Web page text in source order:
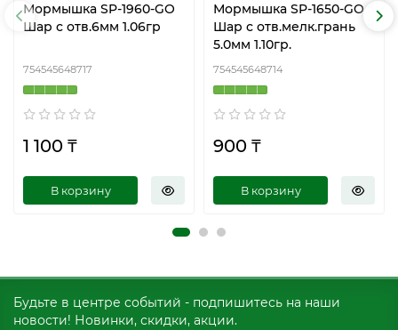
Мормышка SP-1960-GO
Шар с отв.6мм 1.06гр
754545648717
1 100 ₸
В корзину
Мормышка SP-1650-GO
Шар с отв.мелк.грань
5.0мм 1.10гр.
754545648714
900 ₸
В корзину
Будьте в центре событий - подпишитесь на наши
новости! Новинки, скидки, акции.